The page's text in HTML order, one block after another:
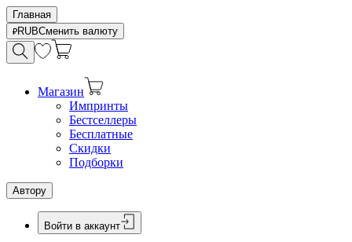
Главная
RUBСменить валюту
Магазин
Импринты
Бестселлеры
Бесплатные
Скидки
Подборки
Автору
Войти в аккаунт